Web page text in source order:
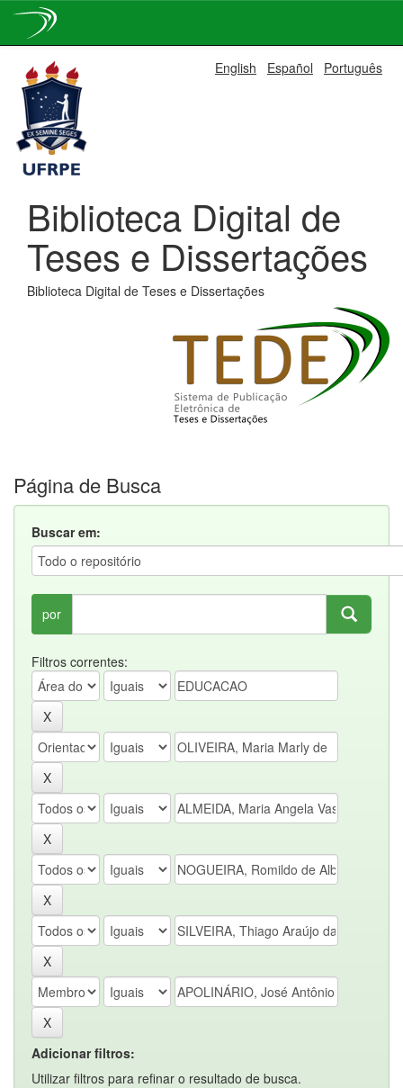
navigation
English Español Português
Biblioteca Digital de
Teses e Dissertações
Biblioteca Digital de Teses e Dissertações
Página de Busca
Buscar em:
por
Filtros correntes:
Adicionar filtros:
Utilizar filtros para refinar o resultado de busca.